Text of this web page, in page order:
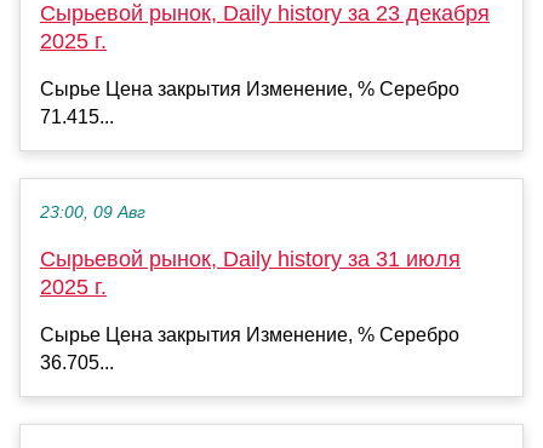
Сырьевой рынок, Daily history за 23 декабря
2025 г.
Сырье Цена закрытия Изменение, % Серебро
71.415...
23:00, 09 Авг
Сырьевой рынок, Daily history за 31 июля
2025 г.
Сырье Цена закрытия Изменение, % Серебро
36.705...